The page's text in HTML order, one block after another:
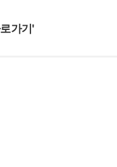
가기'